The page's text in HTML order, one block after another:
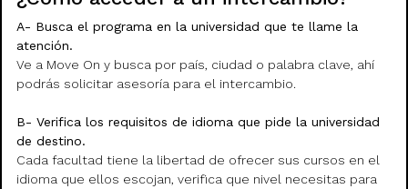
Bolivia
- Universidad Privada Boliviana
Brasil
- Universidade Federal Fluminense
- Universidade Federal de Minas Gerais
- Pontificia Universidade Católica de São Paulo
- Universidad Federal de Ouro Preto
- Universidad Autónoma de Occidente
- Universidad Autónoma del Caribe
- Universidad de Ibagué
- Universidad de Pamplona
- Chung-Ang University
- University of Seoul
- Kookmin University
- University Myongji
a vivir la experiencia de la Summer & Winter School de UR
Internacional y descubre un nuevo mundo!
A- Busca el programa en la universidad que te llame la
atención.
Ve a Move On y busca por país, ciudad o palabra clave, ahí
podrás solicitar asesoría para el intercambio.
B- Verifica los requisitos de idioma que pide la universidad
de destino.
Cada facultad tiene la libertad de ofrecer sus cursos en el
idioma que ellos escojan, verifica que nivel necesitas para